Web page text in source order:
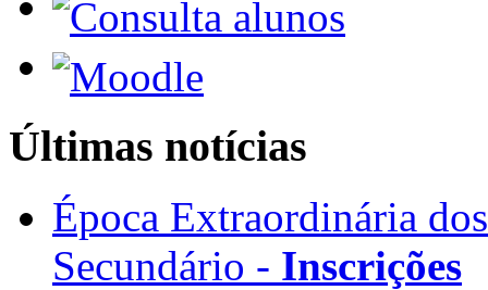
Últimas notícias
Época Extraordinária
Secundário - Inscrições